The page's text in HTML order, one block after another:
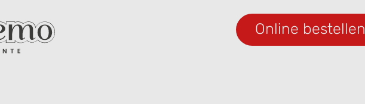
Online bestellen